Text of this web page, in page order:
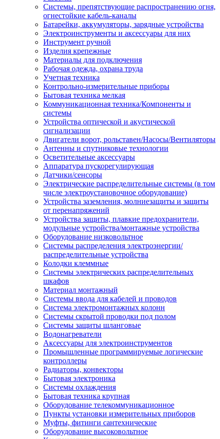
Системы, препятствующие распространению огня,
огнестойкие кабель-каналы
Батарейки, аккумуляторы, зарядные устройства
Электроинструменты и аксессуары для них
Инструмент ручной
Изделия крепежные
Материалы для подключения
Рабочая одежда, охрана труда
Учетная техника
Контрольно-измерительные приборы
Бытовая техника мелкая
Коммуникационная техника/Компоненты и
системы
Устройства оптической и акустической
сигнализации
Двигатели ворот, рольставен/Насосы/Вентиляторы
Антенны и спутниковые технологии
Осветительные аксессуары
Аппаратура пускорегулирующая
Датчики/сенсоры
Электрические распределительные системы (в том
числе электроустановочное оборудование)
Устройства заземления, молниезащиты и защиты
от перенапряжений
Устройства защиты, плавкие предохранители,
модульные устройства/монтажные устройства
Оборудование низковольтное
Системы распределения электроэнергии/
распределительные устройства
Колодки клеммные
Системы электрических распределительных
шкафов
Материал монтажный
Системы ввода для кабелей и проводов
Система электромонтажных колонн
Системы скрытой проводки под полом
Системы защиты шланговые
Водонагреватели
Аксессуары для электроинструментов
Промышленные программируемые логические
контроллеры
Радиаторы, конвекторы
Бытовая электроника
Системы охлаждения
Бытовая техника крупная
Оборудование телекоммуникационное
Пункты установки измерительных приборов
Муфты, фитинги сантехнические
Оборудование высоковольтное